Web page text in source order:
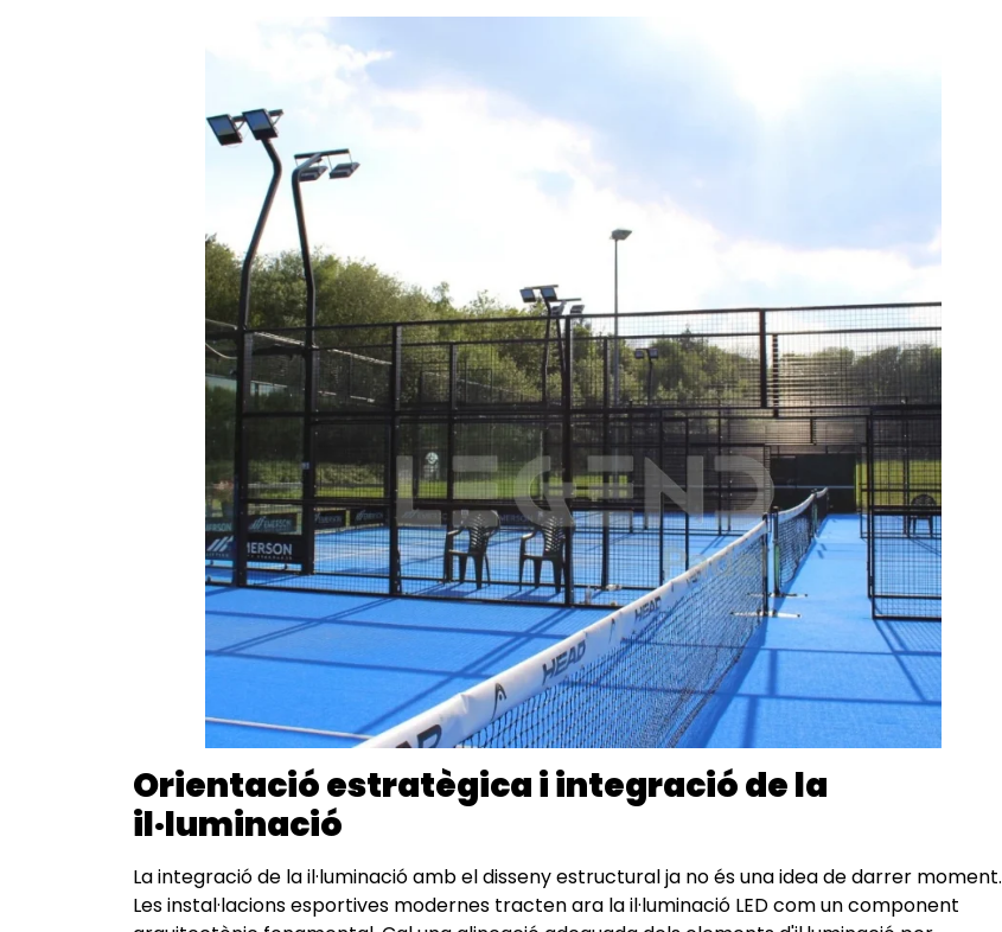
Orientació estratègica i integració de la
il·luminació
La integració de la il·luminació amb el disseny estructural ja no és una idea de darrer moment.
Les instal·lacions esportives modernes tracten ara la il·luminació LED com un component